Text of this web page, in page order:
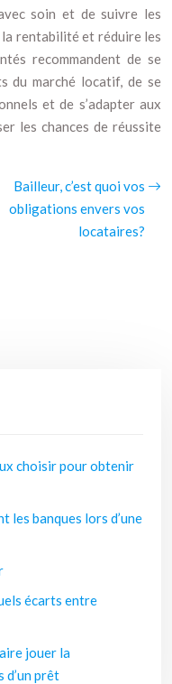
soin et de suivre les
la rentabilité et réduire les
recommandent de se
du marché locatif, de se
et de s’adapter aux
les chances de réussite
Bailleur, c’est quoi vos
obligations envers vos
locataires?
choisir pour obtenir
les banques lors d’une
écarts entre
jouer la
d’un prêt